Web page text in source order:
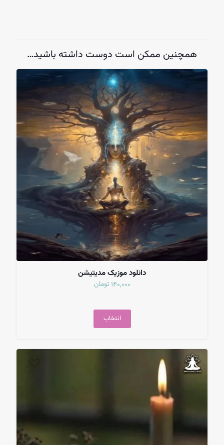
همچنین ممکن است دوست داشته باشید…
دانلود موزیک مدیتیشن
140,000 تومان
انتخاب